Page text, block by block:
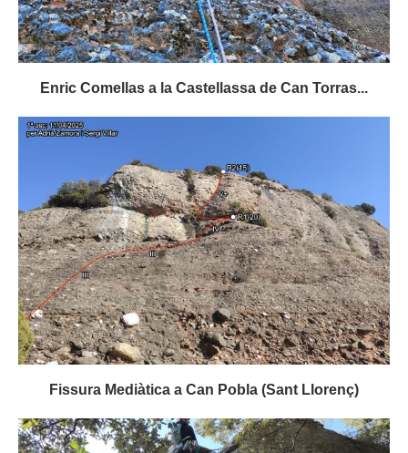
Enric Comellas a la Castellassa de Can Torras...
Fissura Mediàtica a Can Pobla (Sant Llorenç)